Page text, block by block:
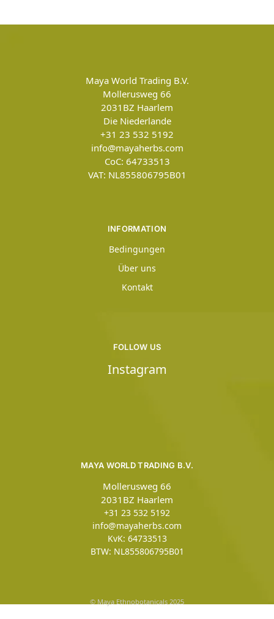
Maya World Trading B.V.
Mollerusweg 66
2031BZ Haarlem
Die Niederlande
+31 23 532 5192
info@mayaherbs.com
CoC: 64733513
VAT: NL855806795B01
INFORMATION
Bedingungen
Über uns
Kontakt
MAYA WORLD TRADING B.V.
Mollerusweg 66
2031BZ Haarlem
+31 23 532 5192
info@mayaherbs.com
KvK: 64733513
BTW: NL855806795B01
FOLLOW US
Instagram
© Maya Ethnobotanicals 2025